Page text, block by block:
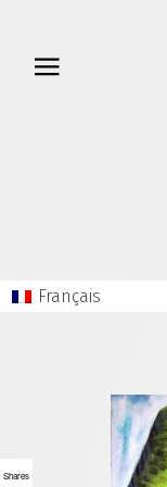
Français
Shares